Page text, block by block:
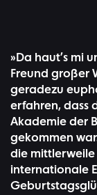
»Da haut’s mi
Freund großer
geradezu
erfahren, dass
Akademie der
gekommen
die
internationale